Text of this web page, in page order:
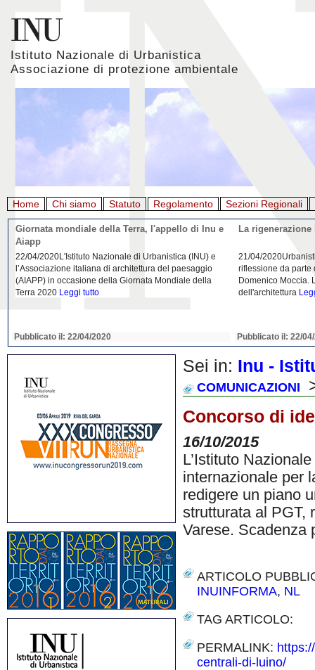
Istituto Nazionale di Urbanistica
Associazione di protezione ambientale
Home Chi siamo Statuto Regolamento Sezioni Regionali
Giornata mondiale della Terra, l'appello di Inu e
Aiapp
22/04/2020L'Istituto Nazionale di Urbanistica (INU) e
l’Associazione italiana di architettura del paesaggio
(AIAPP) in occasione della Giornata Mondiale della
Terra 2020 Leggi tutto
Pubblicato il: 22/04/2020
La
21/04/
riflessione da parte
Domenico Moccia.
dell'architettura
Pubblicato il: 22/
Sei in: Inu -
COMUNICAZIONI
Concorso di
16/10/2015
L’Istituto
internazionale per
redigere un piano
strutturata al PGT,
Varese. Scadenza
ARTICOLO
INUINFORMA, NL
TAG ARTICOLO:
PERMALINK:
centrali-di-luino/